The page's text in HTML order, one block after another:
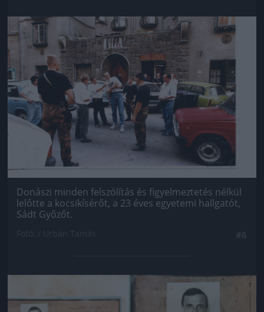
Jön még kép!
Donászi minden felszólítás és figyelmeztetés nélkül
lelőtte a kocsikísérőt, a 23 éves egyetemi hallgatót,
Sádt Győzőt.
Jön még kép!